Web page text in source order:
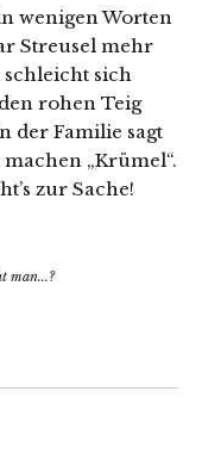
wenigen Worten
Streusel mehr
sich
rohen Teig
der Familie sagt
„Krümel“.
zur Sache!
man...?